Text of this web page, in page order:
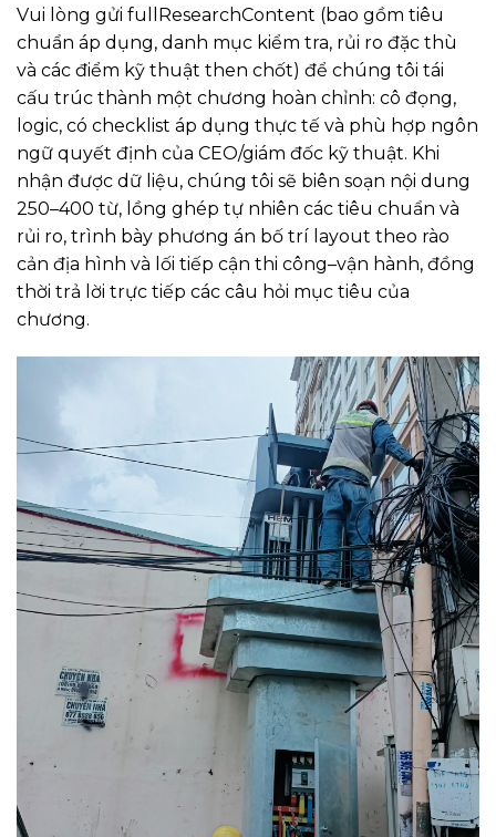
Vui lòng gửi fullResearchContent (bao gồm tiêu
chuẩn áp dụng, danh mục kiểm tra, rủi ro đặc thù
và các điểm kỹ thuật then chốt) để chúng tôi tái
cấu trúc thành một chương hoàn chỉnh: cô đọng,
logic, có checklist áp dụng thực tế và phù hợp ngôn
ngữ quyết định của CEO/giám đốc kỹ thuật. Khi
nhận được dữ liệu, chúng tôi sẽ biên soạn nội dung
250–400 từ, lồng ghép tự nhiên các tiêu chuẩn và
rủi ro, trình bày phương án bố trí layout theo rào
cản địa hình và lối tiếp cận thi công–vận hành, đồng
thời trả lời trực tiếp các câu hỏi mục tiêu của
chương.